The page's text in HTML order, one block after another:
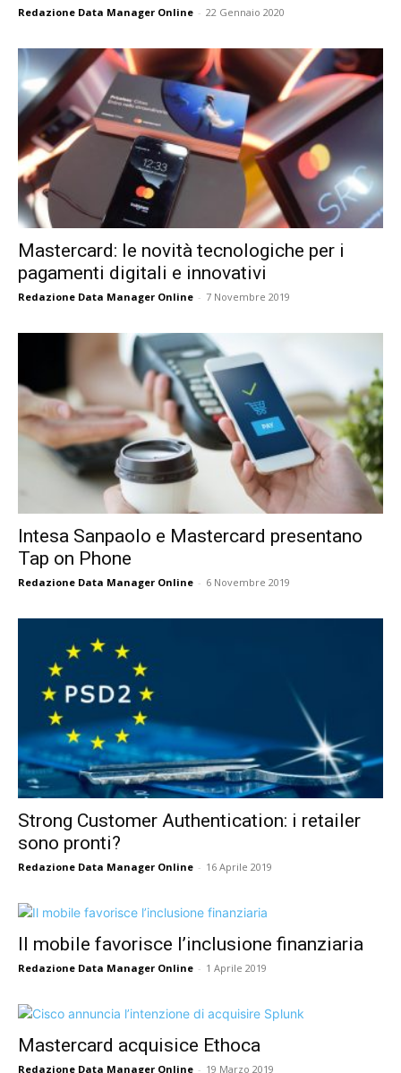
Redazione Data Manager Online - 22 Gennaio 2020
Mastercard: le novità tecnologiche per i
pagamenti digitali e innovativi
Redazione Data Manager Online - 7 Novembre 2019
Intesa Sanpaolo e Mastercard presentano
Tap on Phone
Redazione Data Manager Online - 6 Novembre 2019
Strong Customer Authentication: i retailer
sono pronti?
Redazione Data Manager Online - 16 Aprile 2019
Il mobile favorisce l’inclusione finanziaria
Redazione Data Manager Online - 1 Aprile 2019
Mastercard acquisice Ethoca
Redazione Data Manager Online - 19 Marzo 2019